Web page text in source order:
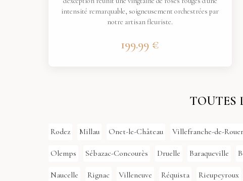
intensité remarquable, soigneusement orchestrées par
notre artisan fleuriste.
199.99 €
TOUTES
Rodez Millau Onet-le-Château Villefranche-de-
Olemps Sébazac-Concourès Druelle Baraqueville
Naucelle Rignac Villeneuve Réquista Rieupeyroux